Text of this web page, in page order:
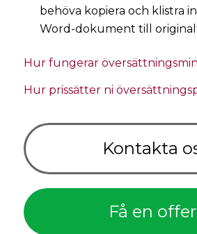
behöva kopiera och klistra
Word-dokument till
Hur fungerar
Hur prissätter ni
Kontakta
Få en